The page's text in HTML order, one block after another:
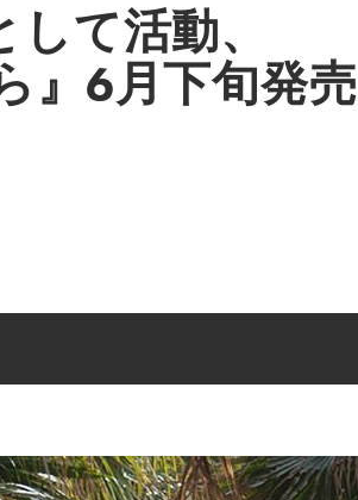
て活動、
』6月下旬発売